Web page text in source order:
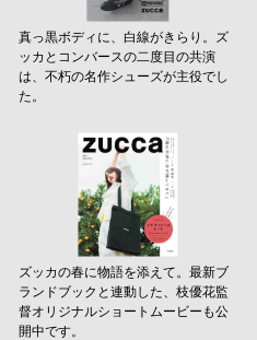
真っ黒ボディに、白線がきらり。ズ
ッカとコンバースの二度目の共演
は、不朽の名作シューズが主役でし
た。
ズッカの春に物語を添えて。最新ブ
ランドブックと連動した、枝優花監
督オリジナルショートムービーも公
開中です。